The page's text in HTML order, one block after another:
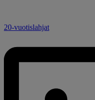
20-vuotislahjat